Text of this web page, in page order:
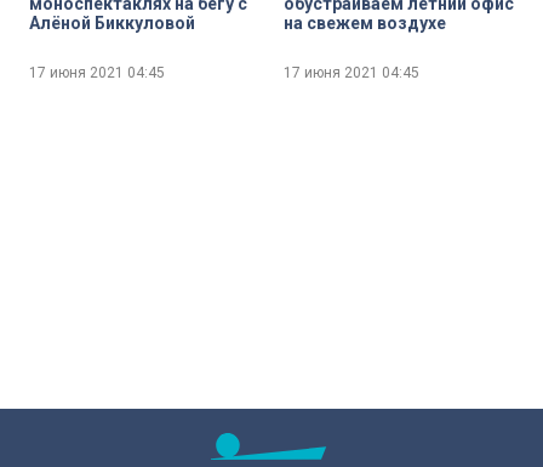
Алёной Биккуловой
17 июня 2021 04:45
на свежем воздухе
17 июня 2021 04:45